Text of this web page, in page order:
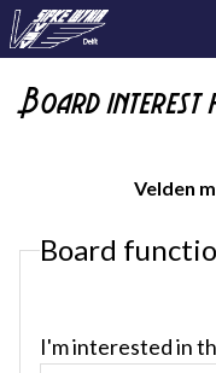
Board interest
Velden
Board
I'm interested in